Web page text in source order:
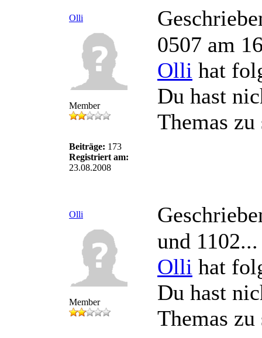
Olli
Member
Beiträge: 173
Registriert am:
23.08.2008
0507 am
Olli hat
Du hast
Themas zu
Olli
Member
und 1102...
Olli hat
Du hast
Themas zu